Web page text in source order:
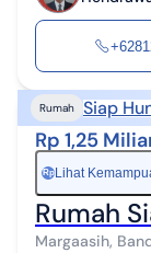
Rumah Siap
Rp 1,25
Rp Lihat
Rumah
Margaasih,